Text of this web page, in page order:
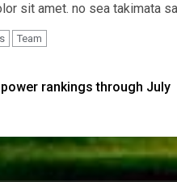
sit amet. no sea takimata
Team
rankings through July